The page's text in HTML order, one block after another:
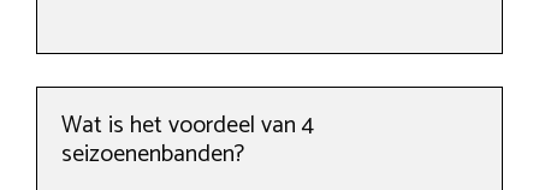
Wat is het voordeel van 4
seizoenenbanden?